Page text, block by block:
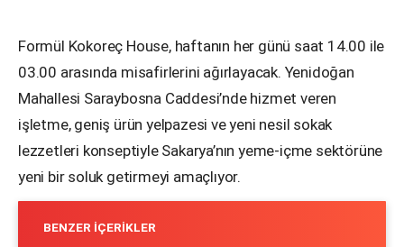
Formül Kokoreç House, haftanın her günü saat 14.00 ile
03.00 arasında misafirlerini ağırlayacak. Yenidoğan
Mahallesi Saraybosna Caddesi’nde hizmet veren
işletme, geniş ürün yelpazesi ve yeni nesil sokak
lezzetleri konseptiyle Sakarya’nın yeme-içme sektörüne
yeni bir soluk getirmeyi amaçlıyor.
BENZER İÇERIKLER